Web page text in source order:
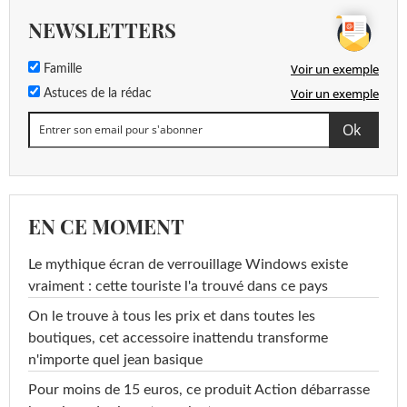
NEWSLETTERS
Famille Voir un exemple
Astuces de la rédac Voir un exemple
EN CE MOMENT
Le mythique écran de verrouillage Windows existe
vraiment : cette touriste l'a trouvé dans ce pays
On le trouve à tous les prix et dans toutes les
boutiques, cet accessoire inattendu transforme
n'importe quel jean basique
Pour moins de 15 euros, ce produit Action débarrasse